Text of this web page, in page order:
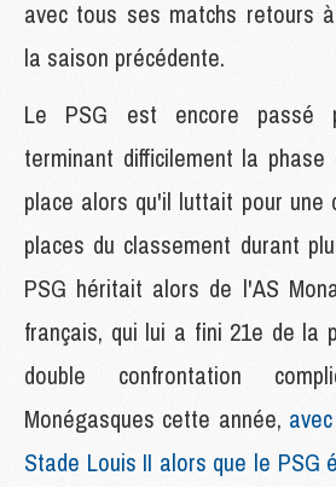
avec tous ses matchs retours
la saison précédente.
Le PSG est encore passé
terminant difficilement la
place alors qu'il luttait pour une
places du classement durant
PSG héritait alors de l'AS
français, qui lui a fini 21e de la
double confrontation
Monégasques cette année,
Stade Louis II alors que le PSG